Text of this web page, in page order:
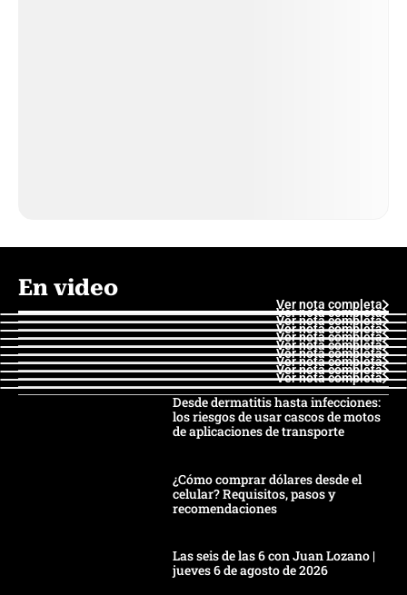
En video
Ver nota completa
Ver nota completa
Ver nota completa
Ver nota completa
Ver nota completa
Ver nota completa
Ver nota completa
Ver nota completa
Ver nota completa
Ver nota completa
Desde dermatitis hasta infecciones:
los riesgos de usar cascos de motos
de aplicaciones de transporte
¿Cómo comprar dólares desde el
celular? Requisitos, pasos y
recomendaciones
Las seis de las 6 con Juan Lozano |
jueves 6 de agosto de 2026